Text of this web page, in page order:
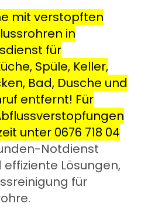
mit verstopften
in
für
Spüle, Keller,
Bad, Dusche und
entfernt! Für
unter 0676 718 04
Notdienst
Lösungen,
für